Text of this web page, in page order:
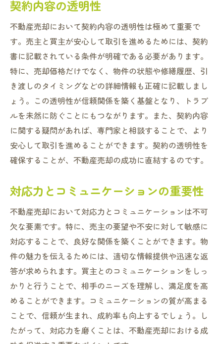
契約内容の透明性
不動産売却において契約内容の透明性は極めて重要で
す。売主と買主が安心して取引を進めるためには、契約
書に記載されている条件が明確である必要があります。
特に、売却価格だけでなく、物件の状態や修繕履歴、引
き渡しのタイミングなどの詳細情報も正確に記載しまし
ょう。この透明性が信頼関係を築く基盤となり、トラブ
ルを未然に防ぐことにもつながります。また、契約内容
に関する疑問があれば、専門家と相談することで、より
安心して取引を進めることができます。契約の透明性を
確保することが、不動産売却の成功に直結するのです。
対応力とコミュニケーションの重要性
不動産売却において対応力とコミュニケーションは不可
欠な要素です。特に、売主の要望や不安に対して敏感に
対応することで、良好な関係を築くことができます。物
件の魅力を伝えるためには、適切な情報提供や迅速な返
答が求められます。買主とのコミュニケーションをしっ
かりと行うことで、相手のニーズを理解し、満足度を高
めることができます。コミュニケーションの質が高まる
ことで、信頼が生まれ、成約率も向上するでしょう。し
たがって、対応力を磨くことは、不動産売却における成